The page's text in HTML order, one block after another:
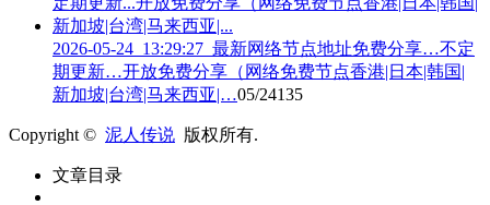
2026-05-24_13:29:27_最新网络节点地址免费分享…不定
期更新…开放免费分享（网络免费节点香港|日本|韩国|
新加坡|台湾|马来西亚|…05/24135
Copyright © 泥人传说 版权所有.
文章目录